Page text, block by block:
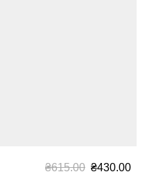
₴615.00 ₴430.00